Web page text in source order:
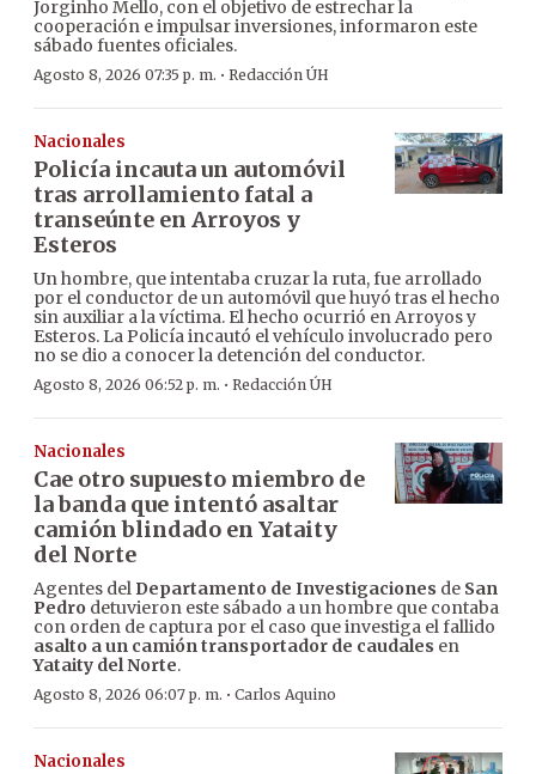
Jorginho Mello, con el objetivo de estrechar la
cooperación e impulsar inversiones, informaron este
sábado fuentes oficiales.
Agosto 8, 2026 07:35 p. m. · Redacción ÚH
Nacionales
Policía incauta un automóvil
tras arrollamiento fatal a
transeúnte en Arroyos y
Esteros
Un hombre, que intentaba cruzar la ruta, fue arrollado
por el conductor de un automóvil que huyó tras el hecho
sin auxiliar a la víctima. El hecho ocurrió en Arroyos y
Esteros. La Policía incautó el vehículo involucrado pero
no se dio a conocer la detención del conductor.
Agosto 8, 2026 06:52 p. m. · Redacción ÚH
Nacionales
Cae otro supuesto miembro de
la banda que intentó asaltar
camión blindado en Yataity
del Norte
Agentes del Departamento de Investigaciones de San
Pedro detuvieron este sábado a un hombre que contaba
con orden de captura por el caso que investiga el fallido
asalto a un camión transportador de caudales en
Yataity del Norte.
Agosto 8, 2026 06:07 p. m. · Carlos Aquino
Nacionales